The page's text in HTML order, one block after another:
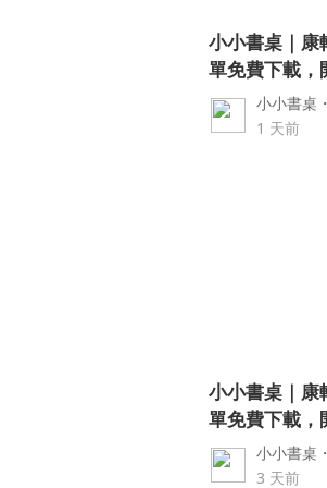
小小書桌｜康
單免費下載，
小小書桌
1 天前
小小書桌｜康
單免費下載，
小小書桌
3 天前